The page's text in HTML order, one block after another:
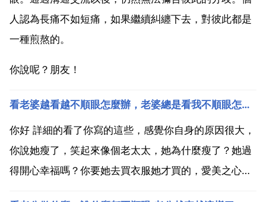
人認為長痛不如短痛，如果繼續糾纏下去，對彼此都是
一種煎熬的。
你說呢？朋友！
看老婆越看越不順眼怎麼辦，老婆總是看我不順眼怎麼辦？
你好 詳細的看了你寫的這些，感覺你自身的原因很大，
你說她瘦了，笑起來像個老太太，她為什麼瘦了？她過
得開心幸福嗎？你要她去買衣服她才買的，愛美之心誰